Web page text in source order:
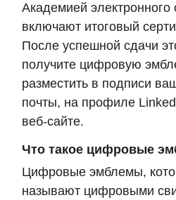
Академией
включают итоговый
После успешной сдачи
получите цифровую
разместить в подписи
почты, на профиле
веб-сайте.
Что такое цифровые
Цифровые эмблемы,
называют цифровыми